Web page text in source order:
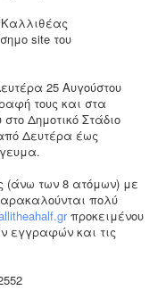
site του
25 Αυγούστου
τους και στα
Δημοτικό Στάδιο
Δευτέρα έως
(άνω των 8 ατόμων) με
πολύ
προκειμένου
εγγραφών και τις